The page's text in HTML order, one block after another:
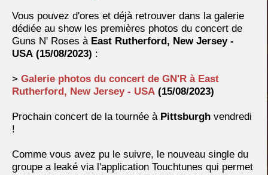
Vous pouvez d'ores et déjà retrouver dans la galerie
dédiée au show les premières photos du concert de
Guns N' Roses à East Rutherford, New Jersey -
USA (15/08/2023) :
> Galerie photos du concert de GN'R à East
Rutherford, New Jersey - USA (15/08/2023)
Prochain concert de la tournée à Pittsburgh vendredi
!
Comme vous avez pu le suivre, le nouveau single du
groupe a leaké via l'application Touchtunes qui permet